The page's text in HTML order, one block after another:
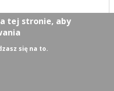
tej stronie, aby
się na to.